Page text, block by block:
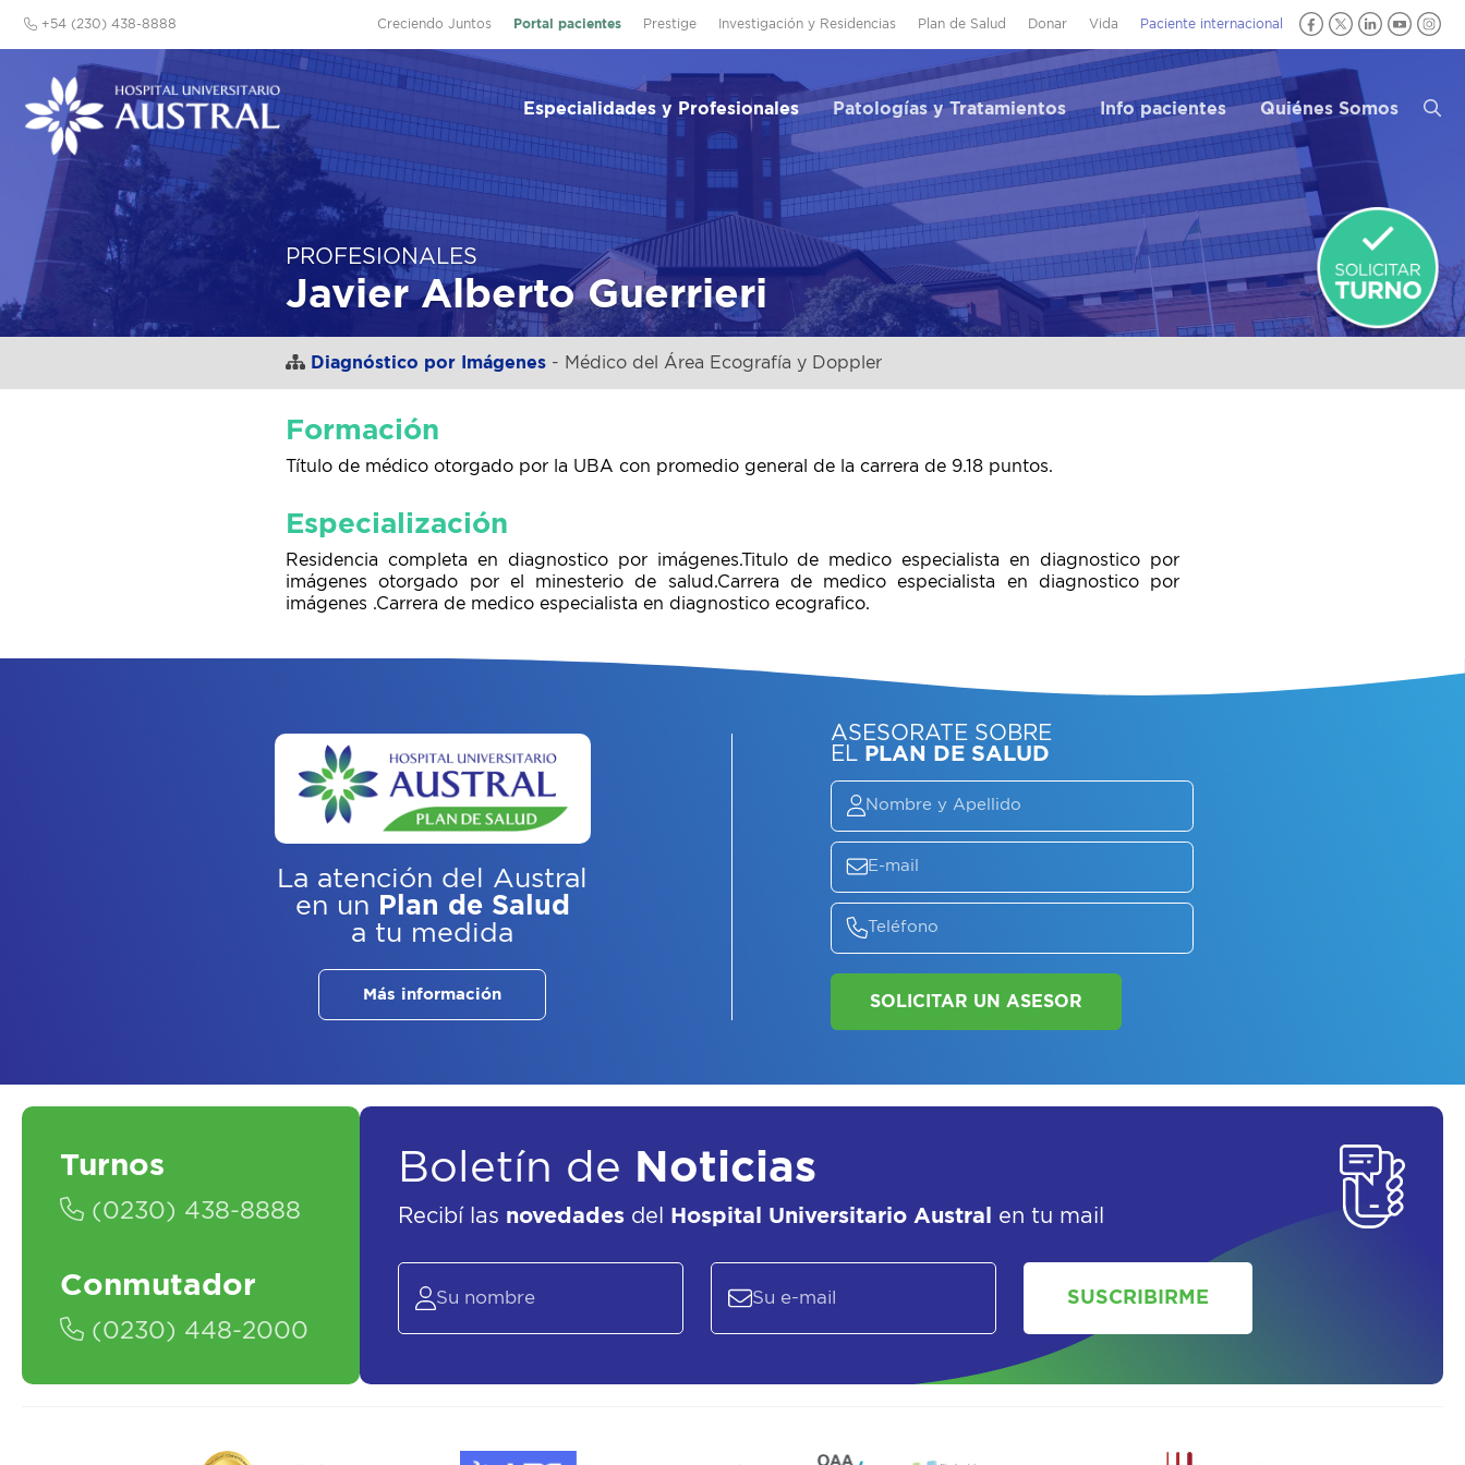
Creciendo Juntos Portal pacientes Prestige Investigación y Residencias Plan de Salud Donar Vida Paciente internacional
+54 (230) 438-8888
Especialidades y Profesionales Patologías y Tratamientos Info pacientes Quiénes Somos
PROFESIONALES
Javier Alberto Guerrieri
Diagnóstico por Imágenes - Médico del Área Ecografía y Doppler
Formación
Título de médico otorgado por la UBA con promedio general de la carrera de 9.18 puntos.
Especialización
Residencia completa en diagnostico por imágenes.Titulo de medico especialista en diagnostico por
imágenes otorgado por el minesterio de salud.Carrera de medico especialista en diagnostico por
imágenes .Carrera de medico especialista en diagnostico ecografico.
La atención del Austral
en un Plan de Salud
a tu medida
Más información
ASESORATE SOBRE
ELPLAN DE SALUD
SOLICITAR UN ASESOR
Turnos
(0230) 438-8888
Conmutador
(0230) 448-2000
Boletín de Noticias
Recibí las novedades del Hospital Universitario Austral en tu mail
SUSCRIBIRME